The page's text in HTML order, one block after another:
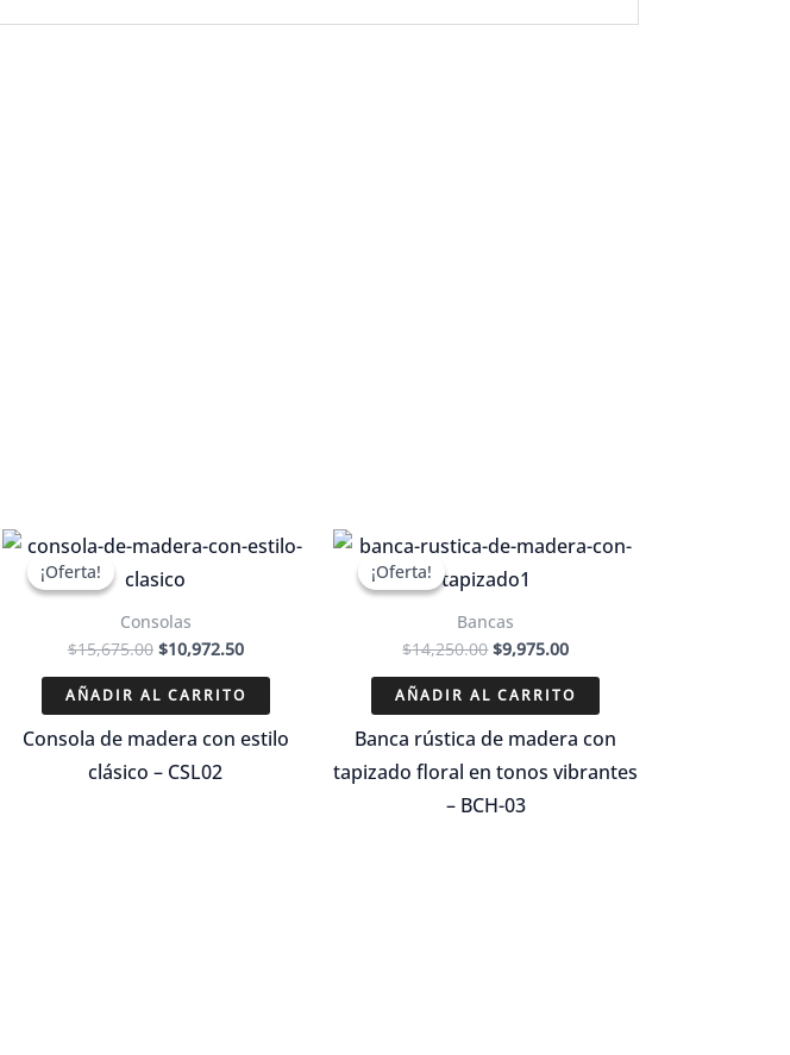
¡Oferta!
¡Oferta!
Consolas
$15,675.00 El
original
era:
$15,675.00.
$10,972.50El
actual
es:
$10,972.50.
AÑADIR AL CARRITO
Consola de madera con estilo
clásico – CSL02
¡Oferta!
¡Oferta!
Bancas
$14,250.00El
original
era:
$14,250.00.
$9,975.00El
actual
es:
$9,975.00.
AÑADIR AL CARRITO
Banca rústica de madera con
tapizado floral en tonos vibrantes
– BCH-03